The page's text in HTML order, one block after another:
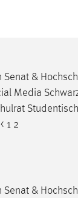
&
Media
1 2
&